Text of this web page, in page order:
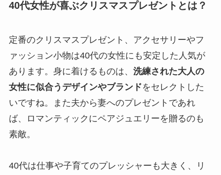
40代女性が喜ぶクリスマスプレゼントとは？
定番のクリスマスプレゼント、アクセサリーやフ
ァッション小物は40代の女性にも安定した人気が
あります。身に着けるものは、 洗練された大人の
女性に似合うデザインやブランドをセレクトした
いですね。また夫から妻へのプレゼントであれ
ば、ロマンティックにペアジュエリーを贈るのも
素敵。
40代は仕事や子育てのプレッシャーも大きく、リ